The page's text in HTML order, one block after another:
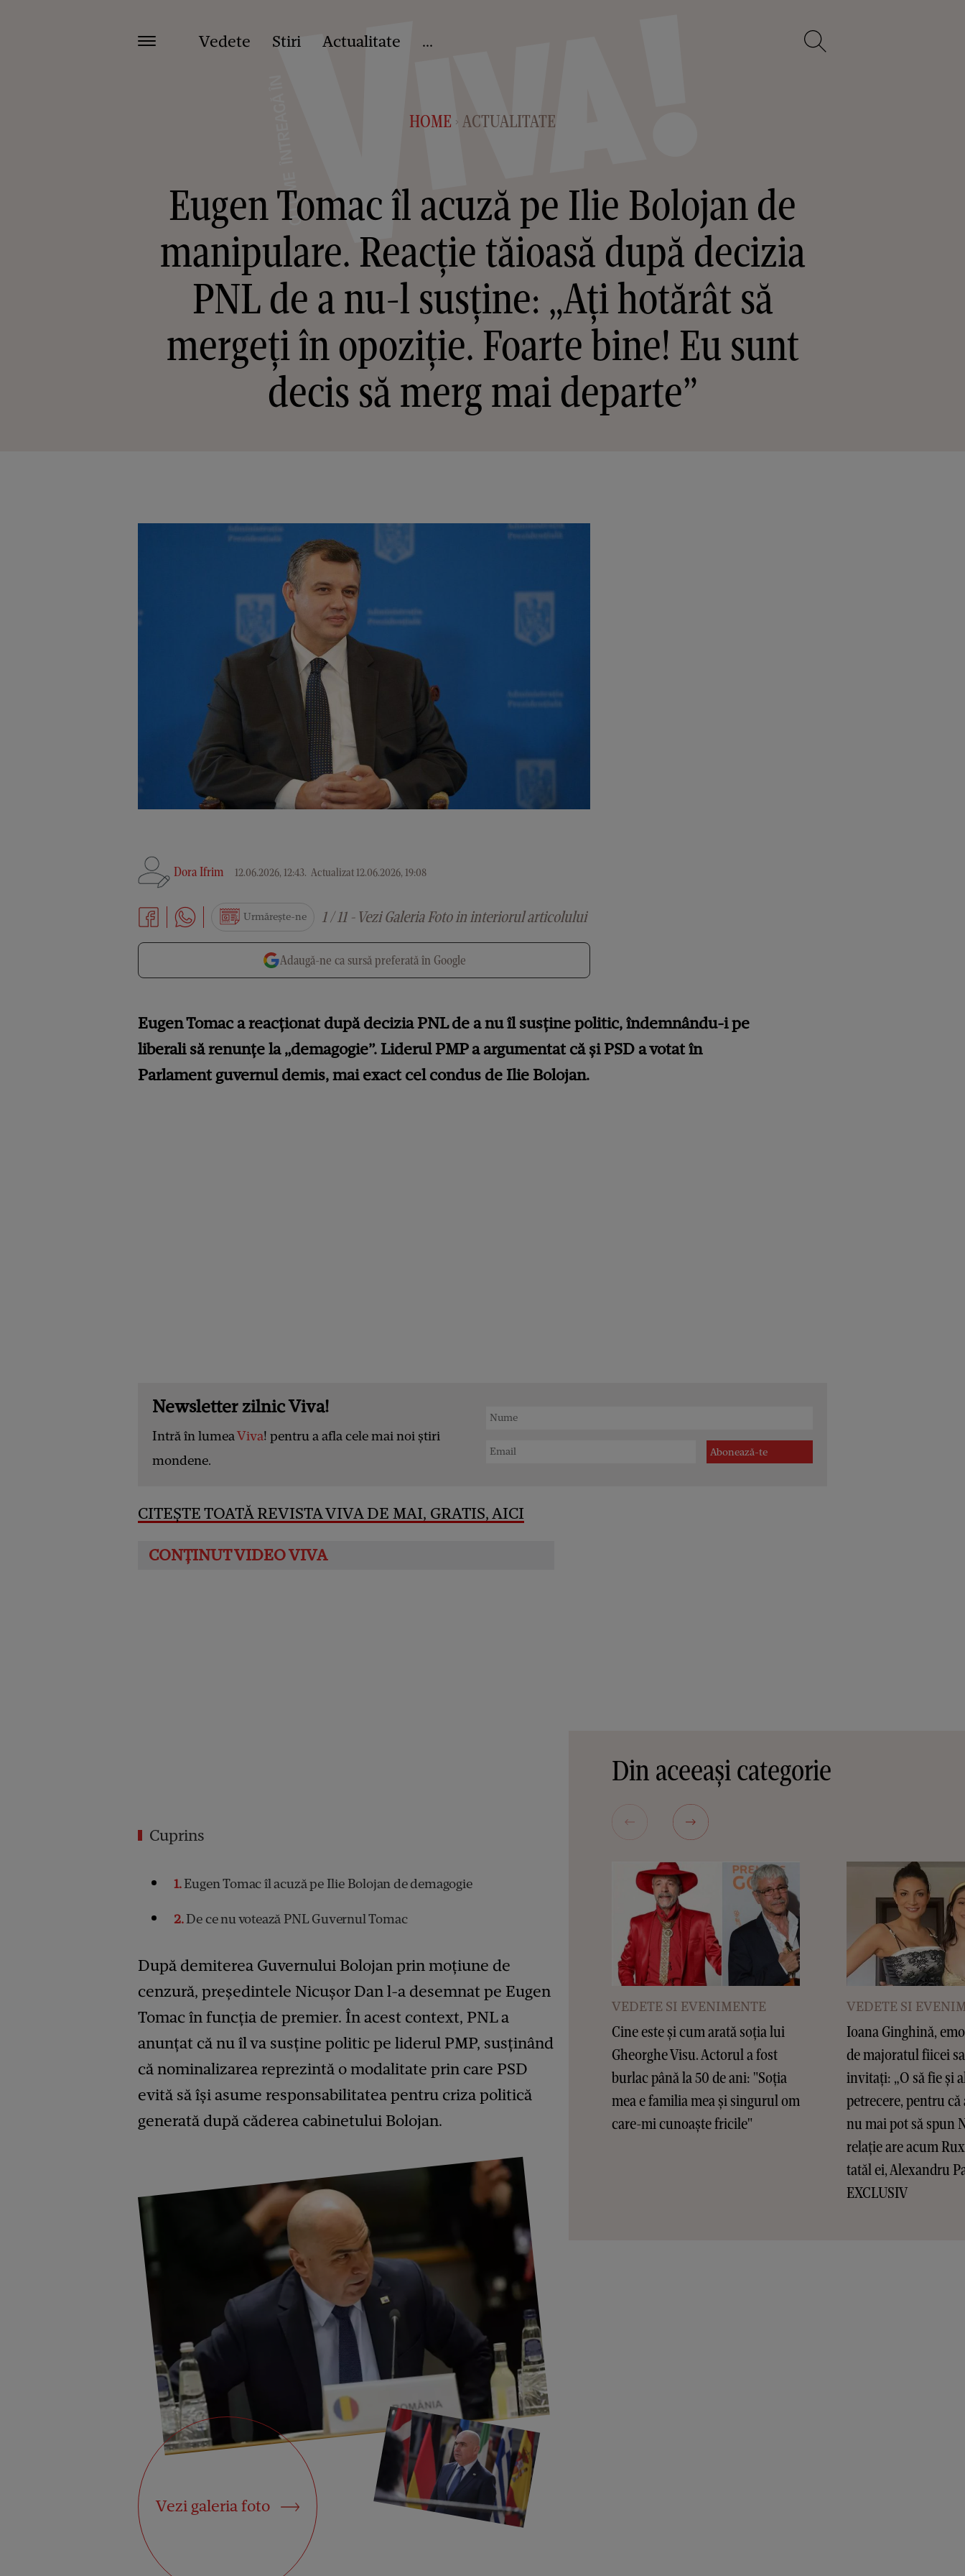
Vedete Stiri Actualitate ...
HOME > ACTUALITATE
Eugen Tomac îl acuză pe Ilie Bolojan de
manipulare. Reacție tăioasă după decizia
PNL de a nu-l susține: „Ați hotărât să
mergeți în opoziție. Foarte bine! Eu sunt
decis să merg mai departe”
Dora Ifrim 12.06.2026, 12:43. Actualizat 12.06.2026, 19:08
Urmărește-ne 1 / 11 - Vezi Galeria Foto in interiorul articolului
Adaugă-ne ca sursă preferată în Google
Eugen Tomac a reacționat după decizia PNL de a nu îl susține politic, îndemnându-i pe
liberali să renunțe la „demagogie”. Liderul PMP a argumentat că și PSD a votat în
Parlament guvernul demis, mai exact cel condus de Ilie Bolojan.
Newsletter zilnic Viva!
Intră în lumeaViva! pentru a afla cele mai noi știri
mondene.
CITEȘTE TOATĂ REVISTA VIVA DE MAI, GRATIS, AICI
Cuprins
1Eugen Tomac îl acuză pe Ilie Bolojan de demagogie
2De ce nu votează PNL Guvernul Tomac
După demiterea Guvernului Bolojan prin moțiune de
cenzură, președintele Nicușor Dan l-a desemnat pe Eugen
Tomac în funcția de premier. În acest context, PNL a
anunțat că nu îl va susține politic pe liderul PMP, susținând
că nominalizarea reprezintă o modalitate prin care PSD
evită să își asume responsabilitatea pentru criza politică
generată după căderea cabinetului Bolojan.
Vezi galeria foto
Din aceeași categorie
VEDETE SI EVENIMENTE
Cine este și cum arată soția lui
Gheorghe Visu. Actorul a fost
burlac până la 50 de ani: "Soția
mea e familia mea și singurul om
care-mi cunoaște fricile"
VEDETE SI
Ioana Ginghină,
de majoratul fiicei
invitați: „O să fie și
petrecere, pentru că
nu mai pot să spun
relație are acum
tatăl ei, Alexandru
EXCLUSIV